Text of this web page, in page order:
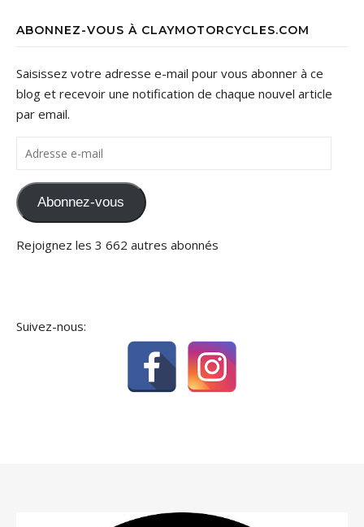
ABONNEZ-VOUS À CLAYMOTORCYCLES.COM
Saisissez votre adresse e-mail pour vous abonner à ce
blog et recevoir une notification de chaque nouvel article
par email.
Adresse e-mail
Abonnez-vous
Rejoignez les 3 662 autres abonnés
Suivez-nous: